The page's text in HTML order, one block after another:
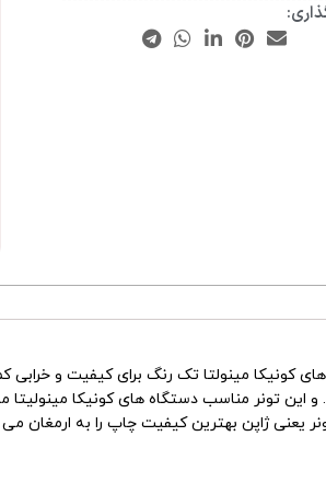
دستگاه های کونیکا مینولتا تک رنگ برای کیفیت
یعنی ژاپن بهترین کیفیت چاپ را به ارمغان می